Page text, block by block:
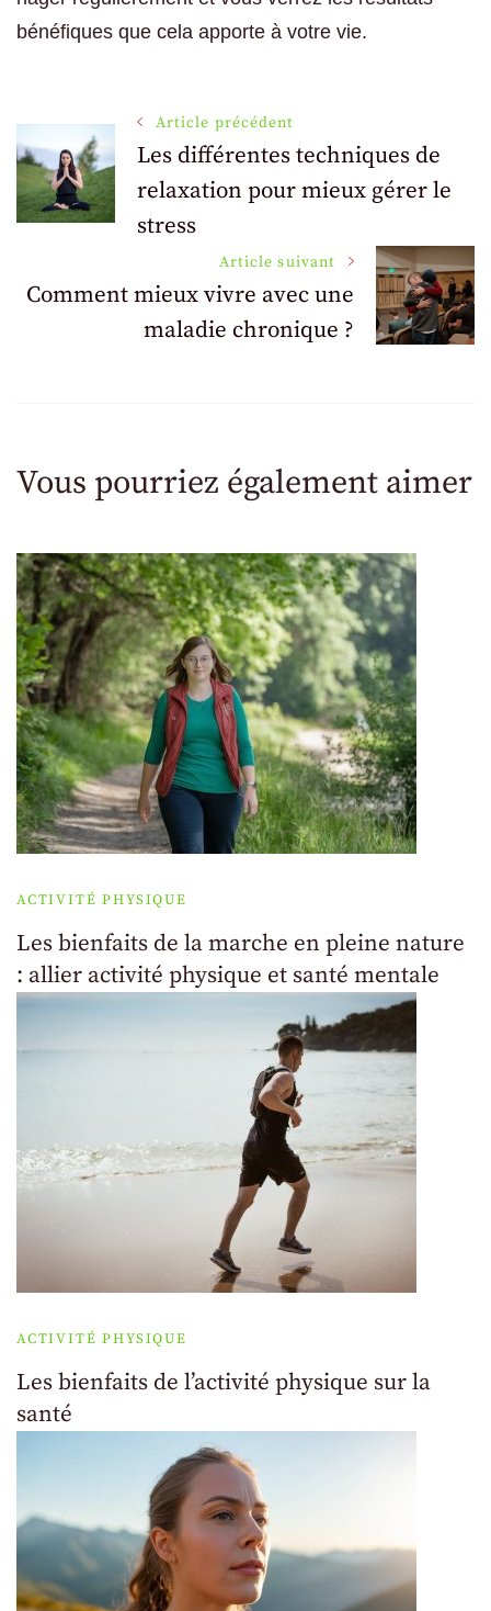
bénéfiques que cela apporte à votre vie.
Navigation
des
articles
Article précédent
Les différentes techniques de
relaxation pour mieux gérer le
stress
Article suivant
Comment mieux vivre avec une
maladie chronique ?
Vous pourriez également aimer
ACTIVITÉ PHYSIQUE
Les bienfaits de la marche en pleine nature
: allier activité physique et santé mentale
ACTIVITÉ PHYSIQUE
Les bienfaits de l’activité physique sur la
santé